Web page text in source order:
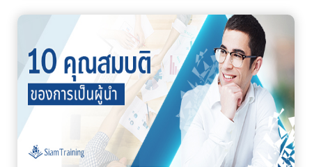
และวิเคราะห์ความสำเร็จได้ง่ายขึ้น และไม่ต้องเสียเวลาลอง
ผิดลองถูกมากมาย เพียงใช้ความรู้ทั้งหมดมาปฏิบัติให้สำริด
ผลก็เพียงพอ 9.หาตัวช่วยตัวช่วยที่ดี คือ ช่วยคิด ช่วย
วิเคราะห์ และช่วยไตร่ตรอง เพราะบางทีความคิดคุณคน
เดียวอาจไม่ใช่ความคิดที่ดีที่สุด จึงต้องมีตัวช่วยอย่างยิ่ง เพื่อ
ให้เกิดหลายแนวความคิดนั่นเอง 10.ดูแล้ววิเคราะห์การ
วิเคราะห์ผลงานคนอื่น ช่วยให้สมองเกิดกลไก และมีการ
ทำงานที่ดีขึ้น อีกทั้ง ช่วยให้คุณสามารถนำความรู้จากการ
วิเคราะห์นี้ไปต่อยอดความสำเร็จของตัวเองได้ และเป็นวิธีที่
สำคัญอย่างยิ่งสำหรับคนที่ต้องการประสบความสำเร็จใน
เรื่องของงาน หรือการดำรงชีวิตของตนเอง
, ฟังเพื่อความรู้ , ฟังเพื่อให้ได้คติชีวิตหรือความจรรโลงใจ
ดังนั้น เมื่อใครที่เข้าสัมมนาแล้วมีจุดมุ่งหมายคือ “ความ
สำเร็จ”ต้องตั้งใจฟังเพื่อความรู้ และตักตวงความรู้จากการฟัง
ให้มากที่สุด ถ้าความจำไม่ค่อยดี ก็ใช้วิธีจดบันทึก เพื่อเก็บ
ความรู้ให้มากที่สุด 2.มีความพร้อมการที่คุณมีความพร้อม
ต้องมีความพร้อมทั้งร่างกายและจิตใจ ตลอดจนมีความพร้อม
ทางสติปัญญา พร้อมทางร่างกาย เช่น สุขภาพทาง
ร่างกายเป็นปกติ ไม่เหนื่อย ไม่อิดโรย และต้องพร้อมทาง
จิตใจด้วย เพื่อให้เวลาฟังสัมมนาจะได้มีสติฟังอย่างเข้าใจ
แล้วทุกอย่างจะดีเอง 3.ฟังโดยมีสมาธิสมาธิ คือ สิ่งที่สำคัญ
สำหรับทุกสิ่งทุกอย่าง ซึ่งการฟังโดยมีสมาธิ หมายถึง ฟังด้วย